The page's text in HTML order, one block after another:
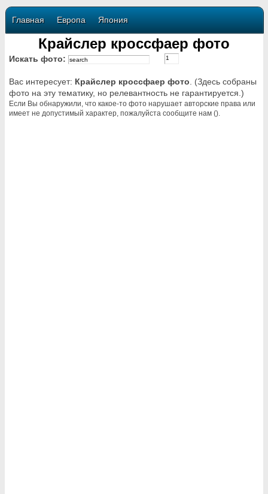
Главная Европа Япония
Крайслер кроссфаер фото
Искать фото:
Вас интересует: Крайслер кроссфаер фото . (Здесь собраны
фото на эту тематику, но релевантность не гарантируется.)
Если Вы обнаружили, что какое-то фото нарушает авторские права или
имеет не допустимый характер, пожалуйста сообщите нам ().